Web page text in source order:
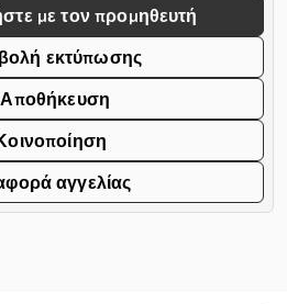
με τον προμηθευτή
εκτύπωσης
Αποθήκευση
αγγελίας